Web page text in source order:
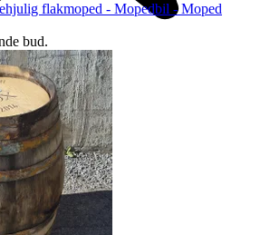
flakmoped - Mopedbil - Moped
bud.